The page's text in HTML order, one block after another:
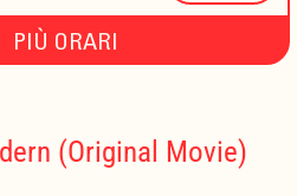
PIÙ ORARI